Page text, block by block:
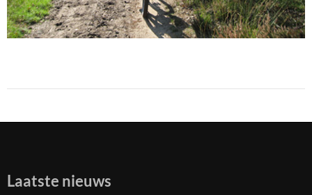
Laatste nieuws